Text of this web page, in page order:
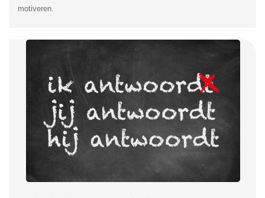
motiveren.